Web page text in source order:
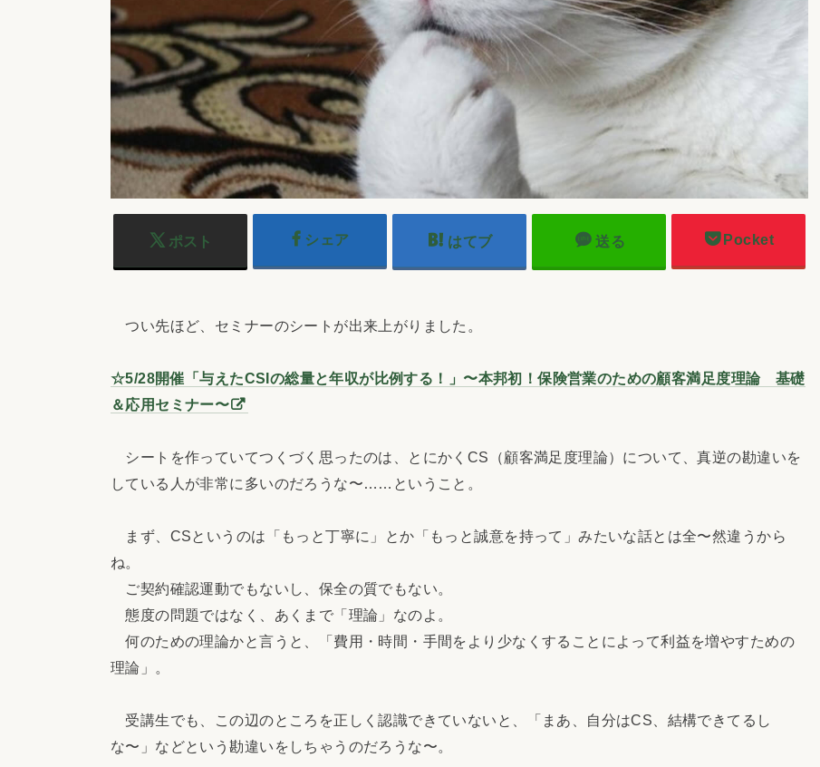
ポスト シェア はてブ 送る Pocket
つい先ほど、セミナーのシートが出来上がりました。
☆5/28開催「与えたCSIの総量と年収が比例する！」〜本邦初！保険営業のための顧客満足度理論 基礎
＆応用セミナー〜
シートを作っていてつくづく思ったのは、とにかくCS（顧客満足度理論）について、真逆の勘違いを
している人が非常に多いのだろうな〜……ということ。
まず、CSというのは「もっと丁寧に」とか「もっと誠意を持って」みたいな話とは全〜然違うから
ね。
ご契約確認運動でもないし、保全の質でもない。
態度の問題ではなく、あくまで「理論」なのよ。
何のための理論かと言うと、「費用・時間・手間をより少なくすることによって利益を増やすための
理論」。
受講生でも、この辺のところを正しく認識できていないと、「まあ、自分はCS、結構できてるし
な〜」などという勘違いをしちゃうのだろうな〜。